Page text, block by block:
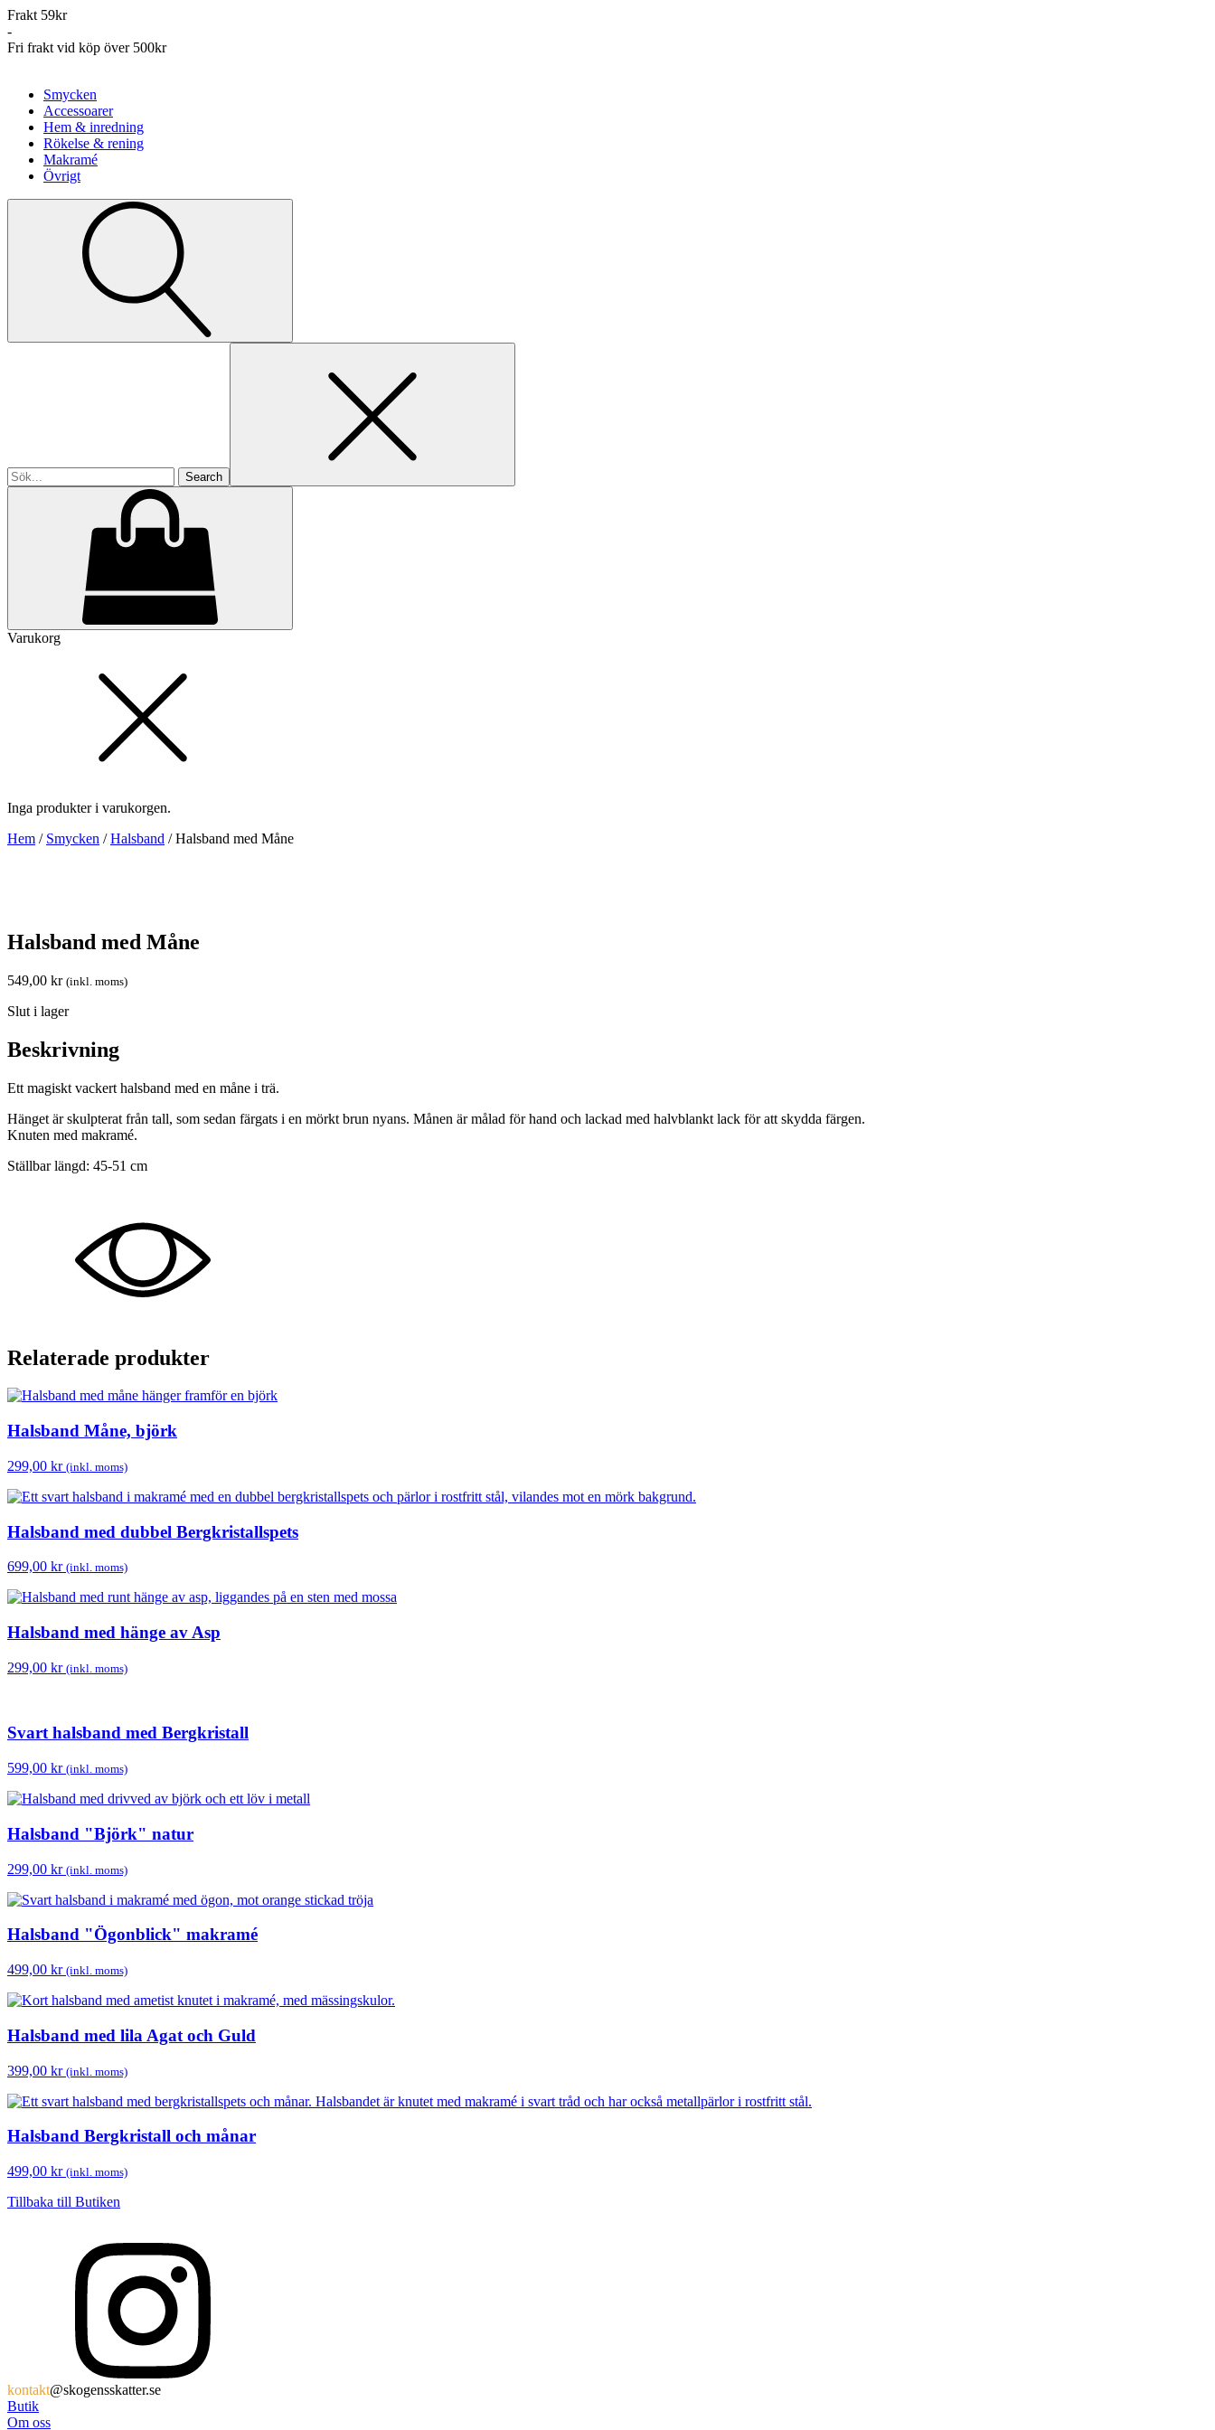
Frakt 59kr
-
Fri frakt vid köp över 500kr
Smycken
Accessoarer
Hem & inredning
Rökelse & rening
Makramé
Övrigt
Varukorg
Inga produkter i varukorgen.
Hem / Smycken /Halsband / Halsband med Måne
Halsband med Måne
549,00 kr (inkl. moms)
Slut i lager
Beskrivning
Ett magiskt vackert halsband med en måne i trä.
Hänget är skulpterat från tall, som sedan färgats i en mörkt brun nyans. Månen är målad för hand och lackad med halvblankt lack för att skydda färgen.
Knuten med makramé.
Ställbar längd: 45-51 cm
Relaterade produkter
Halsband Måne, björk
299,00 kr (inkl. moms)
Halsband med dubbel Bergkristallspets
699,00 kr (inkl. moms)
Halsband med hänge av Asp
299,00 kr (inkl. moms)
Svart halsband med Bergkristall
599,00 kr (inkl. moms)
Halsband "Björk" natur
299,00 kr (inkl. moms)
Halsband "Ögonblick" makramé
499,00 kr (inkl. moms)
Halsband med lila Agat och Guld
399,00 kr (inkl. moms)
Halsband Bergkristall och månar
499,00 kr (inkl. moms)
Tillbaka till Butiken
kontakt@skogensskatter.se
Butik
Om oss